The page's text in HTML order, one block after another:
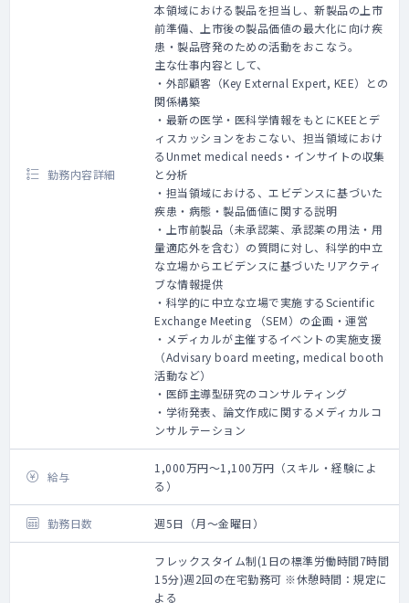
勤務内容詳細
本領域における製品を担当し、新製品の上市
前準備、上市後の製品価値の最大化に向け疾
患・製品啓発のための活動をおこなう。
主な仕事内容として、
・外部顧客（Key External Expert, KEE）との
関係構築
・最新の医学・医科学情報をもとにKEEとデ
ィスカッションをおこない、担当領域におけ
るUnmet medical needs・インサイトの収集
と分析
・担当領域における、エビデンスに基づいた
疾患・病態・製品価値に関する説明
・上市前製品（未承認薬、承認薬の用法・用
量適応外を含む）の質問に対し、科学的中立
な立場からエビデンスに基づいたリアクティ
ブな情報提供
・科学的に中立な立場で実施するScientific
Exchange Meeting （SEM）の企画・運営
・メディカルが主催するイベントの実施支援
（Advisary board meeting, medical booth
活動など）
・医師主導型研究のコンサルティング
・学術発表、論文作成に関するメディカルコ
ンサルテーション
給与
1,000万円～1,100万円（スキル・経験によ
る）
勤務日数 週5日（月～金曜日）
フレックスタイム制(1日の標準労働時間7時間
15分)週2回の在宅勤務可 ※休憩時間：規定に
よる